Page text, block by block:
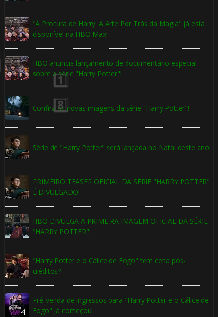
"À Procura de Harry: A Arte Por Trás da Magia" já está
disponível na HBO Max!
HBO anuncia lançamento de documentário especial
sobre a série "Harry Potter"!
Confira as novas imagens da série "Harry Potter"!
Série de "Harry Potter" será lançada no Natal deste ano!
PRIMEIRO TEASER OFICIAL DA SÉRIE "HARRY POTTER"
É DIVULGADO!
HBO DIVULGA A PRIMEIRA IMAGEM OFICIAL DA SÉRIE
"HARRY POTTER"!
"Harry Potter e o Cálice de Fogo" tem cena pós-
créditos?
Pré-venda de ingressos para "Harry Potter e o Cálice de
Fogo" já começou!